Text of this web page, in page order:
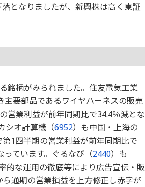
となりましたが、新興株は高く東証
銘柄がみられました。住友電気工業
要部品であるワイヤハーネスの販売
営業利益が前年同期比で34.4％減とな
シオ計算機（6952）も中国・上海の
1四半期の営業利益が前年同期比で
ています。ぐるなび（2440）も
的な運用の徹底等により広告宣伝・販
通期の営業損益を上方修正し赤字が